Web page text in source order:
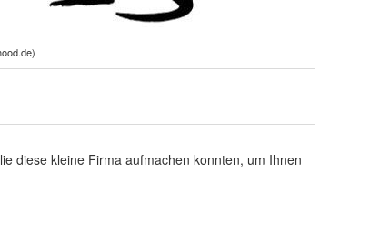
)
diese kleine Firma aufmachen konnten, um Ihnen